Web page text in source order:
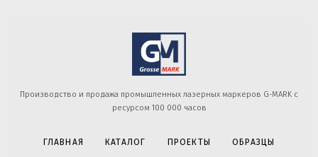
Производство и продажа промышленных лазерных маркеров G-MARK с
ресурсом 100 000 часов
ГЛАВНАЯ КАТАЛОГ ПРОЕКТЫ ОБРАЗЦЫ